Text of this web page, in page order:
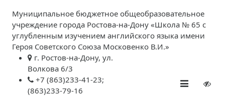
Муниципальное бюджетное общеобразовательное
учреждение города Ростова-на-Дону «Школа № 65 с
углубленным изучением английского языка имени
Героя Советского Союза Московенко В.И.»
г. Ростов-на-Дону, ул.
Волкова 6/3
+7 (863)233-41-23;
(863)233-79-16